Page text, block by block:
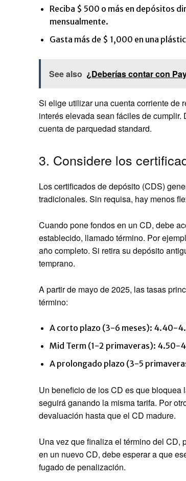
Reciba $ 500 o más en depósitos
mensualmente.
Gasta más de $ 1,000 en una
See also ¿Deberías contar con
Si elige utilizar una cuenta corriente de
interés elevada sean fáciles de
cuenta de parquedad standard.
3. Considere los
Los certificados de depósito (CDS)
tradicionales. Sin requisa, hay menos
Cuando pone fondos en un CD, debe
establecido, llamado término. Por
año completo. Si retira su depósito
temprano.
A partir de mayo de 2025, las tasas
término:
A corto plazo (3-6 meses): 4.40-
Mid Term (1-2 primaveras): 4.50-
A prolongado plazo (3-5
Un beneficio de los CD es que bloquea
seguirá ganando la misma tarifa. Por
devaluación hasta que el CD madure.
Una vez que finaliza el término del CD,
en un nuevo CD, debe esperar a que
fugado de penalización.